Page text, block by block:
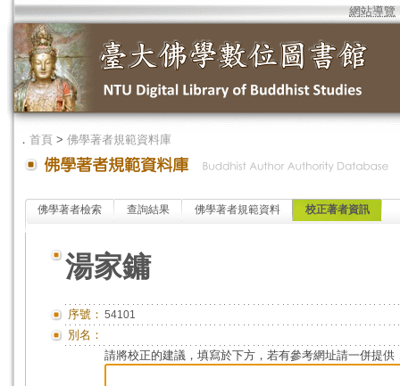
網站導覽
． 首頁 > 佛學著者規範資料庫
佛學著者檢索 查詢結果 佛學著者規範資料 校正著者資訊
湯家鏞
序號： 54101
別名：
請將校正的建議，填寫於下方，若有參考網址請一併提供